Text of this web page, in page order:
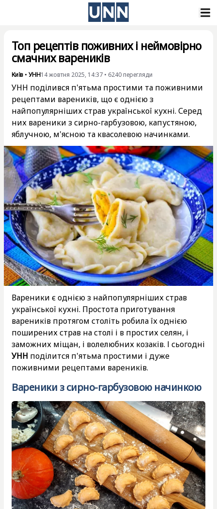
Топ рецептів поживних і неймовірно
смачних вареників
Київ • УНН14 жовтня 2025, 14:37 • 6240 перегляди
УНН поділився п'ятьма простими та поживними
рецептами вареників, що є однією з
найпопулярніших страв української кухні. Серед
них вареники з сирно-гарбузовою, капустяною,
яблучною, м'ясною та квасолевою начинками.
Вареники є однією з найпопулярніших страв
української кухні. Простота приготування
вареників протягом століть робила їх однією
поширених страв на столі і в простих селян, і
заможних міщан, і волелюбних козаків. І сьогодні
УНН поділится п'ятьма простими і дуже
поживними рецептами вареників.
Вареники з сирно-гарбузовою начинкою